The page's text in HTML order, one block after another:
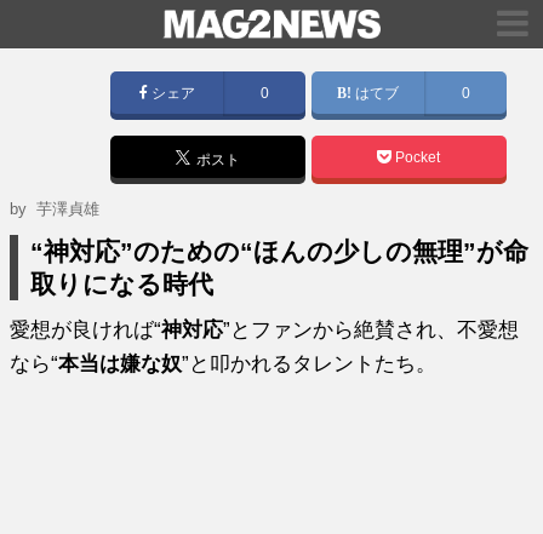
シェア 0 はてブ 0
ポスト Pocket
by芋澤貞雄
“神対応”のための“ほんの少しの無理”が命
取りになる時代
愛想が良ければ“神対応”とファンから絶賛され、不愛想
なら“本当は嫌な奴”と叩かれるタレントたち。